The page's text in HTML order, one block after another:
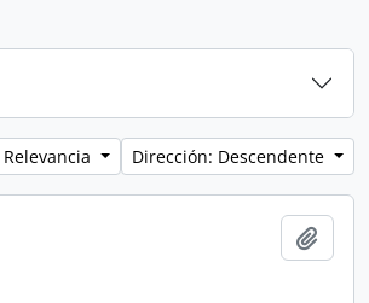
Dirección: Descendente